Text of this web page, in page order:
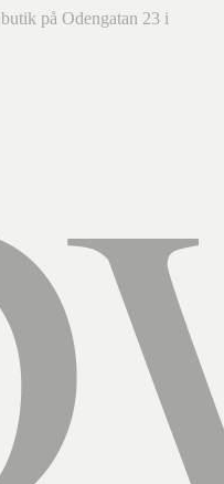
på Odengatan 23 i